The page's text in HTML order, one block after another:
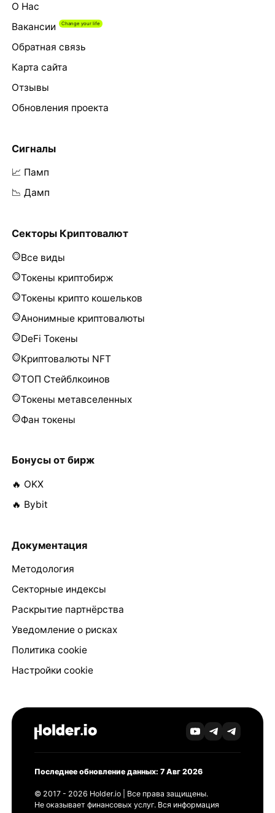
О Нас
Вакансии
Обратная связь
Карта сайта
Отзывы
Обновления проекта
Сигналы
📈 Памп
📉 Дамп
Секторы Криптовалют
Все виды
Токены криптобирж
Токены крипто кошельков
Анонимные криптовалюты
DeFi Токены
Криптовалюты NFT
ТОП Стейблкоинов
Токены метавселенных
Фан токены
Бонусы от бирж
🔥 OKX
🔥 Bybit
Документация
Методология
Секторные индексы
Раскрытие партнёрства
Уведомление о рисках
Политика cookie
Настройки cookie
Последнее обновление данных: 7 Авг 2026
© 2017 - 2026 Holder.io | Все права защищены.
Не оказывает финансовых услуг. Вся информация